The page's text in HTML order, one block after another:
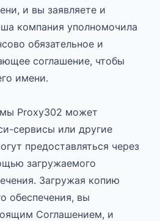
и вы заявляете и
компания уполномочила
обязательное и
соглашение, чтобы
имени.
Proxy302 может
сервисы или другие
предоставляться через
загружаемого
Загружая копию
обеспечения, вы
Соглашением, и